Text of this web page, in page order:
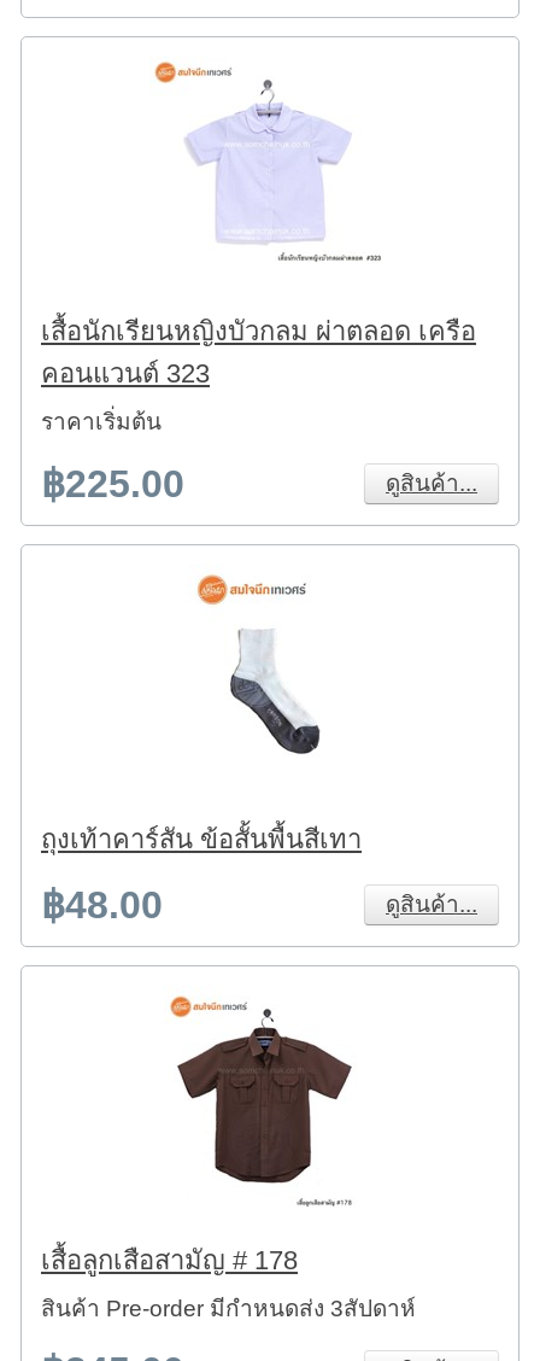
เสื้อนักเรียนหญิงบัวกลม ผ่าตลอด เครือ
คอนแวนต์ 323
ราคาเริ่มต้น
฿225.00 ดูสินค้า...
ถุงเท้าคาร์สัน ข้อสั้นพื้นสีเทา
฿48.00 ดูสินค้า...
เสื้อลูกเสือสามัญ # 178
สินค้า Pre-order มีกำหนดส่ง 3สัปดาห์